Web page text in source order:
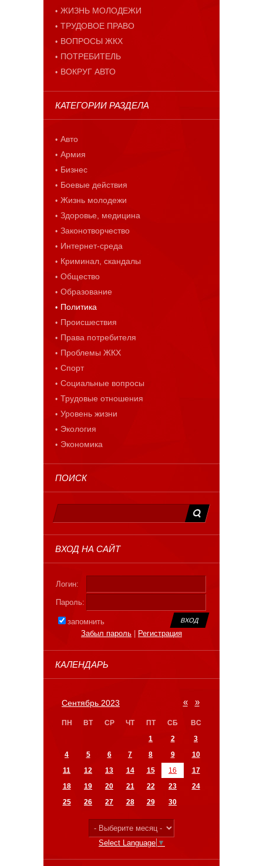
ЖИЗНЬ МОЛОДЕЖИ
ТРУДОВОЕ ПРАВО
ВОПРОСЫ ЖКХ
ПОТРЕБИТЕЛЬ
ВОКРУГ АВТО
КАТЕГОРИИ РАЗДЕЛА
Авто
Армия
Бизнес
Боевые действия
Жизнь молодежи
Здоровье, медицина
Законотворчество
Интернет-среда
Криминал, скандалы
Общество
Образование
Политика
Происшествия
Права потребителя
Проблемы ЖКХ
Спорт
Социальные вопросы
Трудовые отношения
Уровень жизни
Экология
Экономика
ПОИСК
ВХОД НА САЙТ
Логин:
Пароль:
запомнить
Забыл пароль
Регистрация
КАЛЕНДАРЬ
«
Сентябрь 2023 »
ПН ВТ СР ЧТ ПТ СБ
ВС
1
2
3
4
5 6 7 8 9
10
11
12 13 14 15 16
17
18
19 20 21 22 23
24
25
26 27 28 29 30
Select Language ▼